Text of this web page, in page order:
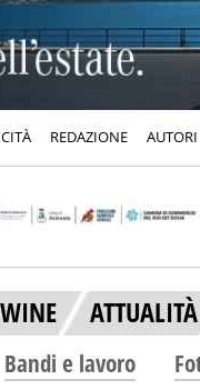
REDAZIONE AUTORI
ATTUALITÀ
Bandi e lavoro